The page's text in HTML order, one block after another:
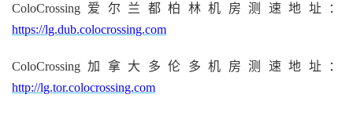
ColoCrossing爱尔兰都柏林机房测速地址：
https://lg.dub.colocrossing.com
ColoCrossing加拿大多伦多机房测速地址：
http://lg.tor.colocrossing.com